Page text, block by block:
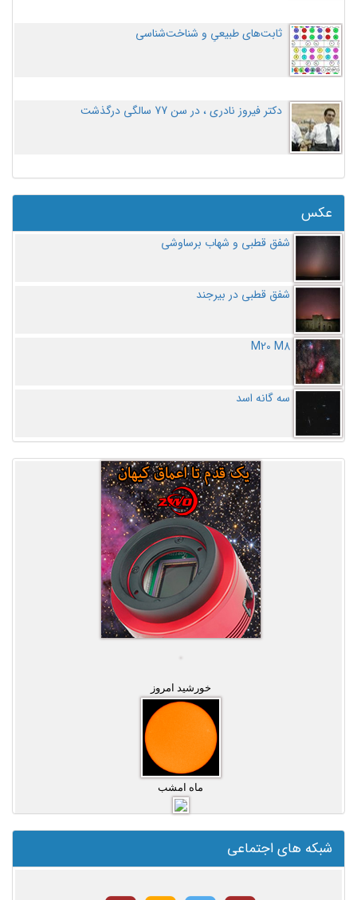
ثابت‌های طبیعیِ و شناخت‌شناسی
دکتر فیروز نادری ، در سن 77 سالگی درگذشت
عکس
شفق قطبی و شهاب برساوشی
شفق قطبی در بیرجند
M20 M8
سه گانه اسد
خورشید امروز
ماه امشب
شبکه های اجتماعی